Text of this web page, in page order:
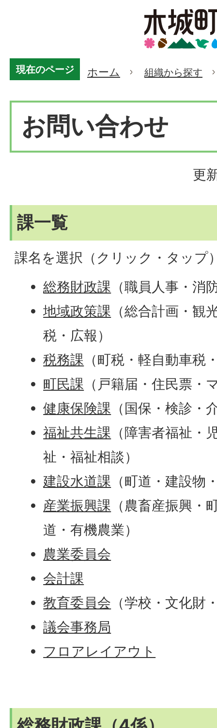
現在のページ ホーム 組織から探す
お問い合わせ
更
課一覧
課名を選択（クリック・タップ
総務財政課 （職員人事・消
地域政策課 （総合計画・観
税・広報）
税務課 （町税・軽自動車税
町民課 （戸籍届・住民票
健康保険課 （国保・検診・
福祉共生課 （障害者福祉・
祉・福祉相談）
建設水道課 （町道・建設物
産業振興課 （農畜産振興・
道・有機農業）
農業委員会
会計課
教育委員会 （学校・文化財
議会事務局
フロアレイアウト